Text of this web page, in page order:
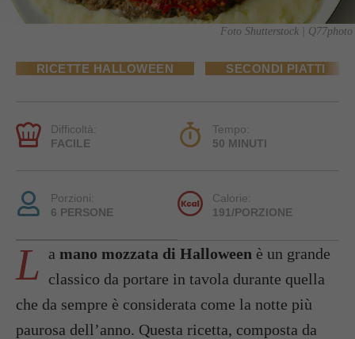
Foto Shutterstock | Q77photo
RICETTE HALLOWEEN SECONDI PIATTI
Difficoltà:
FACILE
Tempo:
50 MINUTI
Porzioni:
6 PERSONE
Calorie:
191/PORZIONE
L a mano mozzata di Halloween è un grande
classico da portare in tavola durante quella
che da sempre è considerata come la notte più
paurosa dell’anno. Questa ricetta, composta da